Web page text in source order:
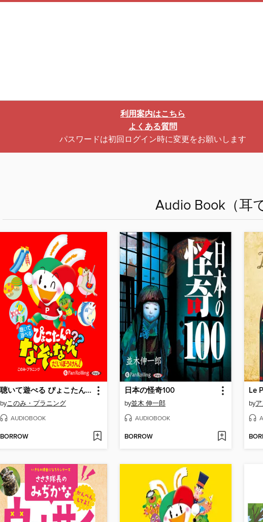
利用案内はこちら
よくある質問
パスワードは初回ログイン時に変更をお願いします
Audio Book（耳
聴いて遊べる ぴょこたんのなぞなぞだいぼうけん
byこのみ・プラニング
AUDIOBOOK
BORROW
日本の怪奇100
by並木 伸一郎
AUDIOBOOK
BORROW
by